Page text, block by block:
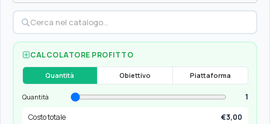
CALCOLATORE PROFITTO
Quantità Obiettivo Piattaforma
Quantità
1
Costo totale
€3,00